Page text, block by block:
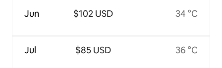
Jun
Jul
$102 USD
$85 USD
34 °C
36 °C